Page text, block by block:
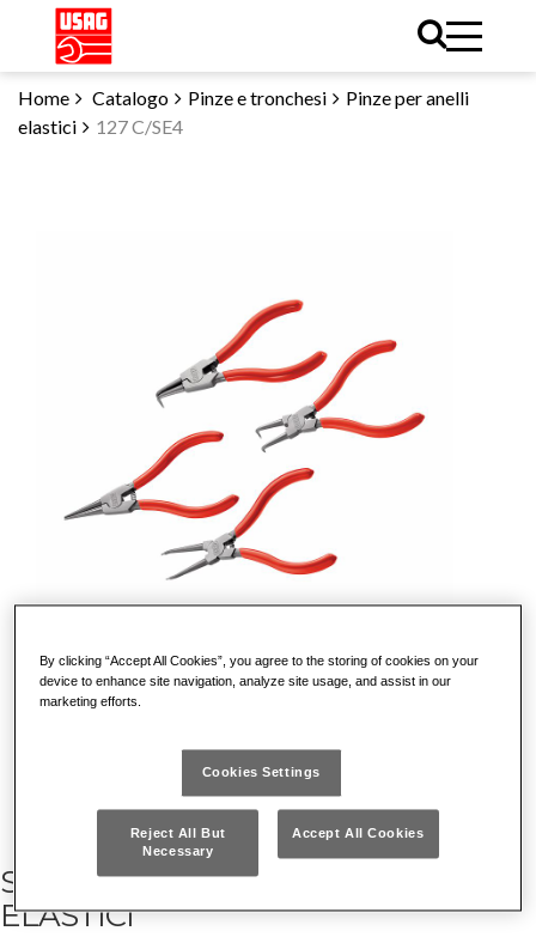
Home Catalogo Pinze e tronchesi
Pinze per anelli
elastici
127 C/SE4
SERIE 4 PINZE PER ANELLI
ELASTICI
By clicking “Accept All Cookies”, you agree to the storing of cookies on your
device to enhance site navigation, analyze site usage, and assist in our
marketing efforts.
Cookies Settings
Reject All But
Necessary
Accept All Cookies